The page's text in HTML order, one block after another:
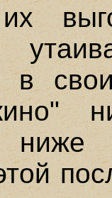
в
ниже